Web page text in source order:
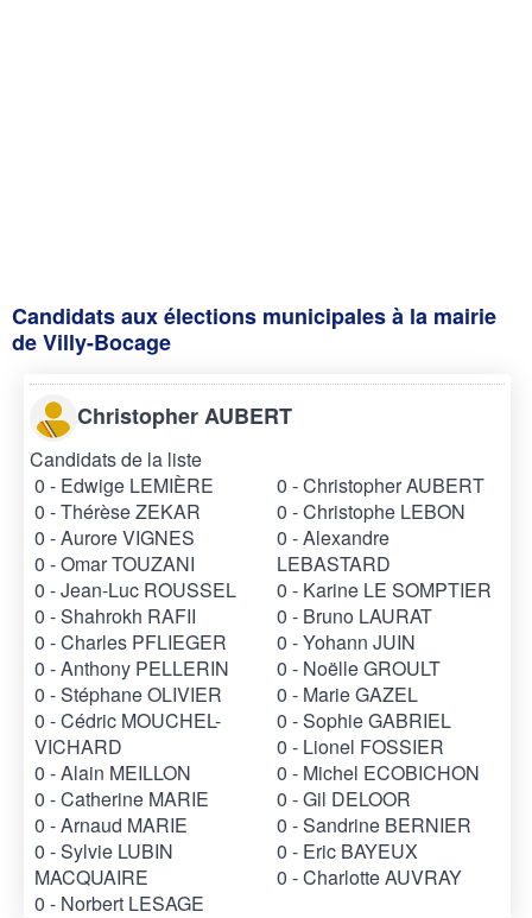
Candidats aux élections municipales à la mairie
de Villy-Bocage
Christopher AUBERT
Candidats de la liste
0 - Edwige LEMIÈRE
0 - Thérèse ZEKAR
0 - Aurore VIGNES
0 - Omar TOUZANI
0 - Jean-Luc ROUSSEL
0 - Shahrokh RAFII
0 - Charles PFLIEGER
0 - Anthony PELLERIN
0 - Stéphane OLIVIER
0 - Cédric MOUCHEL-
VICHARD
0 - Alain MEILLON
0 - Catherine MARIE
0 - Arnaud MARIE
0 - Sylvie LUBIN
MACQUAIRE
0 - Norbert LESAGE
0 - Christopher AUBERT
0 - Christophe LEBON
0 - Alexandre
LEBASTARD
0 - Karine LE SOMPTIER
0 - Bruno LAURAT
0 - Yohann JUIN
0 - Noëlle GROULT
0 - Marie GAZEL
0 - Sophie GABRIEL
0 - Lionel FOSSIER
0 - Michel ECOBICHON
0 - Gil DELOOR
0 - Sandrine BERNIER
0 - Eric BAYEUX
0 - Charlotte AUVRAY